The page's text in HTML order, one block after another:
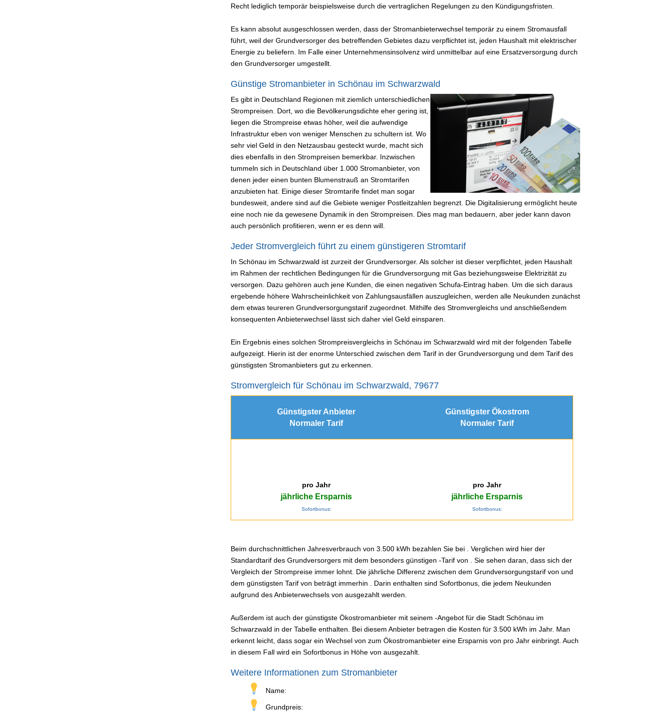
Recht lediglich temporär beispielsweise durch die vertraglichen Regelungen zu den Kündigungsfristen.
Es kann absolut ausgeschlossen werden, dass der Stromanbieterwechsel temporär zu einem Stromausfall
führt, weil der Grundversorger des betreffenden Gebietes dazu verpflichtet ist, jeden Haushalt mit elektrischer
Energie zu beliefern. Im Falle einer Unternehmensinsolvenz wird unmittelbar auf eine Ersatzversorgung durch
den Grundversorger umgestellt.
Günstige Stromanbieter in Schönau im Schwarzwald
Es gibt in Deutschland Regionen mit ziemlich unterschiedlichen
Strompreisen. Dort, wo die Bevölkerungsdichte eher gering ist,
liegen die Strompreise etwas höher, weil die aufwendige
Infrastruktur eben von weniger Menschen zu schultern ist. Wo
sehr viel Geld in den Netzausbau gesteckt wurde, macht sich
dies ebenfalls in den Strompreisen bemerkbar. Inzwischen
tummeln sich in Deutschland über 1.000 Stromanbieter, von
denen jeder einen bunten Blumenstrauß an Stromtarifen
anzubieten hat. Einige dieser Stromtarife findet man sogar
bundesweit, andere sind auf die Gebiete weniger Postleitzahlen begrenzt. Die Digitalisierung ermöglicht heute
eine noch nie da gewesene Dynamik in den Strompreisen. Dies mag man bedauern, aber jeder kann davon
auch persönlich profitieren, wenn er es denn will.
Jeder Stromvergleich führt zu einem günstigeren Stromtarif
In Schönau im Schwarzwald ist zurzeit der Grundversorger. Als solcher ist dieser verpflichtet, jeden Haushalt
im Rahmen der rechtlichen Bedingungen für die Grundversorgung mit Gas beziehungsweise Elektrizität zu
versorgen. Dazu gehören auch jene Kunden, die einen negativen Schufa-Eintrag haben. Um die sich daraus
ergebende höhere Wahrscheinlichkeit von Zahlungsausfällen auszugleichen, werden alle Neukunden zunächst
dem etwas teureren Grundversorgungstarif zugeordnet. Mithilfe des Stromvergleichs und anschließendem
konsequenten Anbieterwechsel lässt sich daher viel Geld einsparen.
Ein Ergebnis eines solchen Strompreisvergleichs in Schönau im Schwarzwald wird mit der folgenden Tabelle
aufgezeigt. Hierin ist der enorme Unterschied zwischen dem Tarif in der Grundversorgung und dem Tarif des
günstigsten Stromanbieters gut zu erkennen.
Stromvergleich für Schönau im Schwarzwald, 79677
Günstigster Anbieter
Normaler Tarif
Günstigster Ökostrom
Normaler Tarif
pro Jahr
jährliche Ersparnis
Sofortbonus:
pro Jahr
jährliche Ersparnis
Sofortbonus:
Beim durchschnittlichen Jahresverbrauch von 3.500 kWh bezahlen Sie bei . Verglichen wird hier der
Standardtarif des Grundversorgers mit dem besonders günstigen -Tarif von . Sie sehen daran, dass sich der
Vergleich der Strompreise immer lohnt. Die jährliche Differenz zwischen dem Grundversorgungstarif von und
dem günstigsten Tarif von beträgt immerhin . Darin enthalten sind Sofortbonus, die jedem Neukunden
aufgrund des Anbieterwechsels von ausgezahlt werden.
Außerdem ist auch der günstigste Ökostromanbieter mit seinem -Angebot für die Stadt Schönau im
Schwarzwald in der Tabelle enthalten. Bei diesem Anbieter betragen die Kosten für 3.500 kWh im Jahr. Man
erkennt leicht, dass sogar ein Wechsel von zum Ökostromanbieter eine Ersparnis von pro Jahr einbringt. Auch
in diesem Fall wird ein Sofortbonus in Höhe von ausgezahlt.
Weitere Informationen zum Stromanbieter
Name:
Grundpreis: